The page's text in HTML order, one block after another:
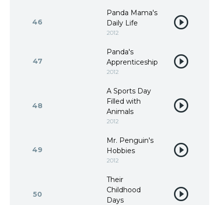
46
Panda Mama's
Daily Life
2012
47
Panda's
Apprenticeship
2012
48
A Sports Day
Filled with
Animals
2012
49
Mr. Penguin's
Hobbies
2012
50
Their
Childhood
Days